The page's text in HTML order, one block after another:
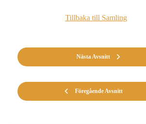
Föregående Avsnitt
Tillbaka till Samling
Nästa Avsnitt